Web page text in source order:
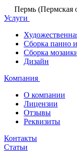
Пермь (Пермская
Услуги
Сборка панно
Сборка
Дизайн
Компания
О компании
Лицензии
Отзывы
Реквизиты
Контакты
Статьи